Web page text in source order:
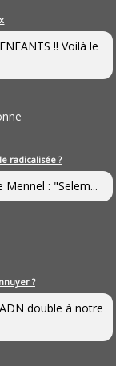
!! Voilà le
radicalisée ?
: "Selem...
?
double à notre